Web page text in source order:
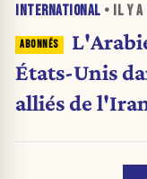
INTERNATIONAL • IL Y A
États-Unis
alliés de